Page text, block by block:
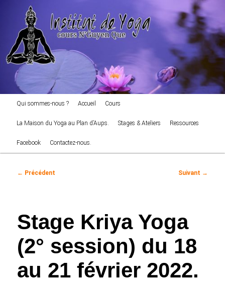
principal
Institut de Yoga
cours NGuyen Que
Qui sommes-nous ? Accueil Cours
La Maison du Yoga au Plan d’Aups. Stages & Ateliers Ressources
Facebook Contactez-nous.
Navigation
← Précédent Suivant →
Stage Kriya Yoga
(2° session) du 18
au 21 février 2022.